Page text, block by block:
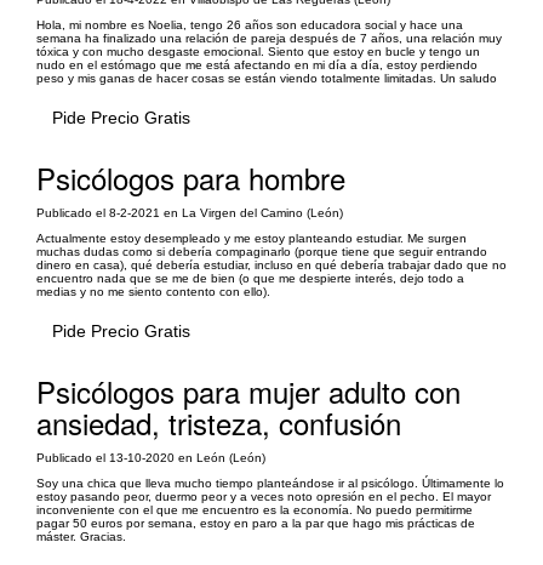
Hola, mi nombre es Noelia, tengo 26 años son educadora social y hace una
semana ha finalizado una relación de pareja después de 7 años, una relación muy
tóxica y con mucho desgaste emocional. Siento que estoy en bucle y tengo un
nudo en el estómago que me está afectando en mi día a día, estoy perdiendo
peso y mis ganas de hacer cosas se están viendo totalmente limitadas. Un saludo
Pide Precio Gratis
Psicólogos para hombre
Publicado el 8-2-2021 en La Virgen del Camino (León)
Actualmente estoy desempleado y me estoy planteando estudiar. Me surgen
muchas dudas como si debería compaginarlo (porque tiene que seguir entrando
dinero en casa), qué debería estudiar, incluso en qué debería trabajar dado que no
encuentro nada que se me de bien (o que me despierte interés, dejo todo a
medias y no me siento contento con ello).
Pide Precio Gratis
Psicólogos para mujer adulto con
ansiedad, tristeza, confusión
Publicado el 13-10-2020 en León (León)
Soy una chica que lleva mucho tiempo planteándose ir al psicólogo. Últimamente lo
estoy pasando peor, duermo peor y a veces noto opresión en el pecho. El mayor
inconveniente con el que me encuentro es la economía. No puedo permitirme
pagar 50 euros por semana, estoy en paro a la par que hago mis prácticas de
máster. Gracias.